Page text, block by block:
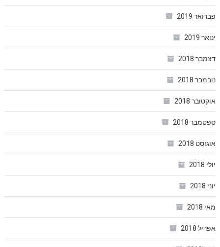
פברואר 2019
ינואר 2019
דצמבר 2018
נובמבר 2018
אוקטובר 2018
ספטמבר 2018
אוגוסט 2018
יולי 2018
יוני 2018
מאי 2018
אפריל 2018